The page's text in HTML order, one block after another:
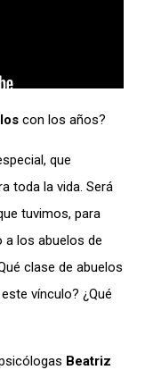
con los años?
que
toda la vida. Será
tuvimos, para
los abuelos de
clase de abuelos
vínculo? ¿Qué
Beatriz